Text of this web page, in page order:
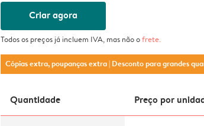
Criar agora
Todos os preços já incluem IVA, mas não ofrete.
Cópias extra, poupanças extra| Desconto para grandes
Quantidade Preço por